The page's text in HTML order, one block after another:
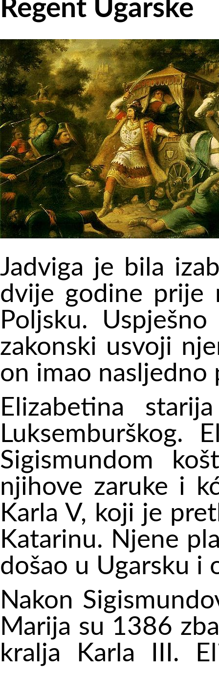
Regent Ugarske
Jadviga je bila
dvije godine prije
Poljsku.
zakonski usvoji
on imao nasljedno
Elizabetina
Sigismundom
njihove zaruke i
Karla V, koji je
Katarinu. Njene
došao u Ugarsku i
Nakon
Marija su 1386
kralja Karla III.